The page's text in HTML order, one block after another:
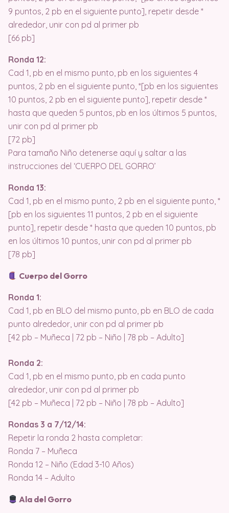
9 puntos, 2 pb en el siguiente punto], repetir desde *
alrededor, unir con pd al primer pb
[66 pb]
Ronda 12:
Cad 1, pb en el mismo punto, pb en los siguientes 4
puntos, 2 pb en el siguiente punto, *[pb en los siguientes
10 puntos, 2 pb en el siguiente punto], repetir desde *
hasta que queden 5 puntos, pb en los últimos 5 puntos,
unir con pd al primer pb
[72 pb]
Para tamaño Niño detenerse aquí y saltar a las
instrucciones del ‘CUERPO DEL GORRO’
Ronda 13:
Cad 1, pb en el mismo punto, 2 pb en el siguiente punto, *
[pb en los siguientes 11 puntos, 2 pb en el siguiente
punto], repetir desde * hasta que queden 10 puntos, pb
en los últimos 10 puntos, unir con pd al primer pb
[78 pb]
Cuerpo del Gorro
Ronda 1:
Cad 1, pb en BLO del mismo punto, pb en BLO de cada
punto alrededor, unir con pd al primer pb
[42 pb – Muñeca | 72 pb – Niño | 78 pb – Adulto]
Ronda 2:
Cad 1, pb en el mismo punto, pb en cada punto
alrededor, unir con pd al primer pb
[42 pb – Muñeca | 72 pb – Niño | 78 pb – Adulto]
Rondas 3 a 7/12/14:
Repetir la ronda 2 hasta completar:
Ronda 7 – Muñeca
Ronda 12 – Niño (Edad 3-10 Años)
Ronda 14 – Adulto
Ala del Gorro